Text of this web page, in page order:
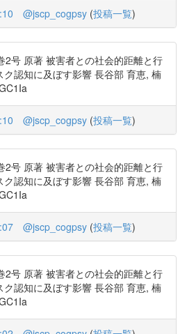
@jscp_cogpsy (投稿一覧)
2号 原著 被害者との社会的距離と行
認知に及ぼす影響 長谷部 育恵, 楠
@jscp_cogpsy (投稿一覧)
2号 原著 被害者との社会的距離と行
認知に及ぼす影響 長谷部 育恵, 楠
@jscp_cogpsy (投稿一覧)
2号 原著 被害者との社会的距離と行
認知に及ぼす影響 長谷部 育恵, 楠